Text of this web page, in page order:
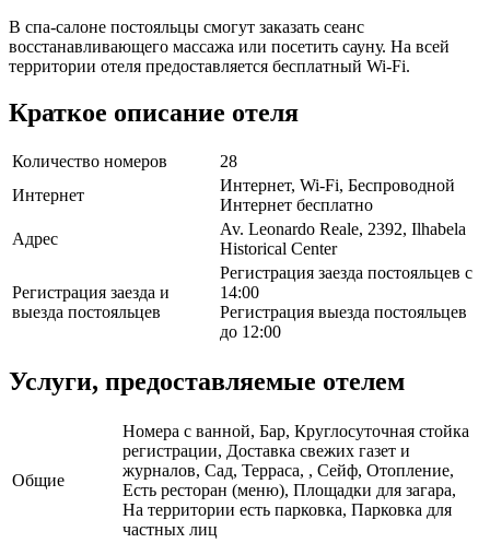
В спа-салоне постояльцы смогут заказать сеанс
восстанавливающего массажа или посетить сауну. На всей
территории отеля предоставляется бесплатный Wi-Fi.
Краткое описание отеля
Количество номеров
28
Интернет
Интернет, Wi-Fi, Беспроводной
Интернет бесплатно
Адрес
Av. Leonardo Reale, 2392, Ilhabela
Historical Center
Регистрация заезда и
выезда постояльцев
Регистрация заезда постояльцев с
14:00
Регистрация выезда постояльцев
до 12:00
Услуги, предоставляемые отелем
Общие
Номера с ванной, Бар, Круглосуточная стойка
регистрации, Доставка свежих газет и
журналов, Сад, Терраса, , Сейф, Отопление,
Есть ресторан (меню), Площадки для загара,
На территории есть парковка, Парковка для
частных лиц